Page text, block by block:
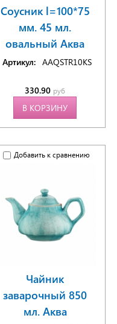
Соусник l=100*75
мм. 45 мл.
овальный Аква
Артикул: AAQSTR10KS
330.90 руб
В КОРЗИНУ
Добавить к сравнению
Чайник
заварочный 850
мл. Аква